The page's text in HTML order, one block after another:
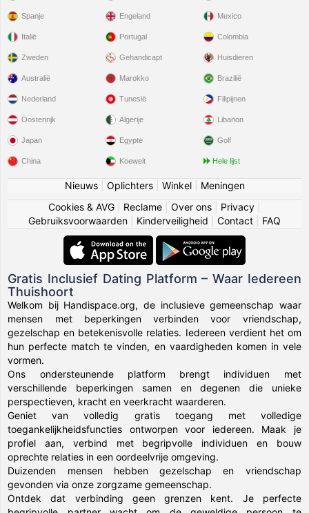
Spanje
Italië
Zweden
Engeland
Portugal
Gehandicapt
Mexico
Colombia
Huisdieren
Australië
Nederland
Oostenrijk
Japan
China
Marokko
Tunesië
Algerije
Egypte
Koeweit
Brazilië
Filipijnen
Libanon
Golf
Hele lijst
Nieuws| Oplichters| Winkel| Meningen
Cookies & AVG
Reclame Over ons Privacy
Gebruiksvoorwaarden
Kinderveiligheid Contact FAQ
Gratis Inclusief Dating Platform – Waar Iedereen
Thuishoort
Welkom bij Handispace.org, de inclusieve gemeenschap waar
mensen met beperkingen verbinden voor vriendschap,
gezelschap en betekenisvolle relaties. Iedereen verdient het om
hun perfecte match te vinden, en vaardigheden komen in vele
vormen.
Ons ondersteunende platform brengt individuen met
verschillende beperkingen samen en degenen die unieke
perspectieven, kracht en veerkracht waarderen.
Geniet van volledig gratis toegang met volledige
toegankelijkheidsfuncties ontworpen voor iedereen. Maak je
profiel aan, verbind met begripvolle individuen en bouw
oprechte relaties in een oordeelvrije omgeving.
Duizenden mensen hebben gezelschap en vriendschap
gevonden via onze zorgzame gemeenschap.
Ontdek dat verbinding geen grenzen kent. Je perfecte